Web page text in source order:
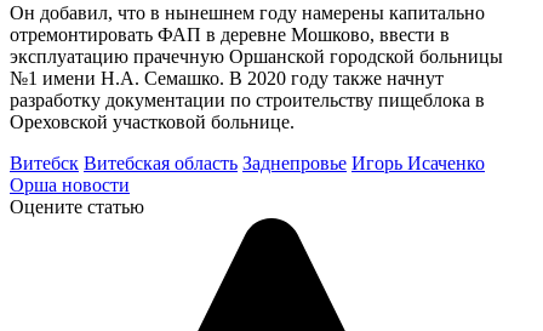
Он добавил, что в нынешнем году намерены капитально
отремонтировать ФАП в деревне Мошково, ввести в
эксплуатацию прачечную Оршанской городской больницы
№1 имени Н.А. Семашко. В 2020 году также начнут
разработку документации по строительству пищеблока в
Ореховской участковой больнице.
Витебск Витебская область Заднепровье Игорь Исаченко
Орша новости
Оцените статью